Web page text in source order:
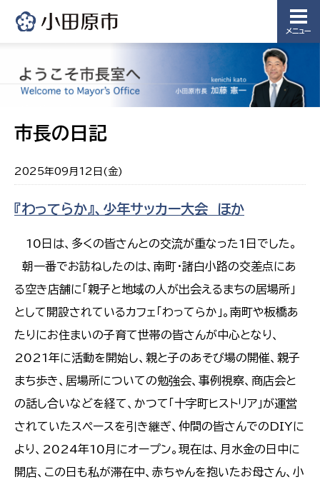
メニュー
市長の日記
2025年09月12日(金)
『わってらか』、少年サッカー大会 ほか
10日は、多くの皆さんとの交流が重なった1日でした。
朝一番でお訪ねしたのは、南町・諸白小路の交差点にあ
る空き店舗に「親子と地域の人が出会えるまちの居場所」
として開設されているカフェ「わってらか」。南町や板橋あ
たりにお住まいの子育て世帯の皆さんが中心となり、
2021年に活動を開始し、親と子のあそび場の開催、親子
まち歩き、居場所についての勉強会、事例視察、商店会と
の話し合いなどを経て、かつて「十字町ヒストリア」が運営
されていたスペースを引き継ぎ、仲間の皆さんでのDIYに
より、2024年10月にオープン。現在は、月水金の日中に
開店、この日も私が滞在中、赤ちゃんを抱いたお母さん、小